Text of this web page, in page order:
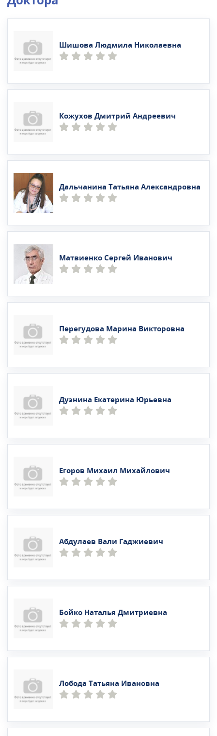
Шишова Людмила Николаевна
Кожухов Дмитрий Андреевич
Дальчанина Татьяна Александровна
Матвиенко Сергей Иванович
Перегудова Марина Викторовна
Дуэнина Екатерина Юрьевна
Егоров Михаил Михайлович
Абдулаев Вали Гаджиевич
Бойко Наталья Дмитриевна
Лобода Татьяна Ивановна